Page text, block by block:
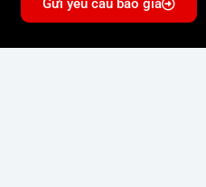
Gửi yêu cầu báo giá